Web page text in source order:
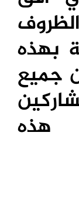
بهذه
جميع
هذه